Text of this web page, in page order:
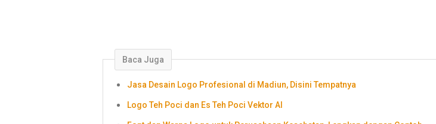
Baca Juga
Jasa Desain Logo Profesional di Madiun, Disini Tempatnya
Logo Teh Poci dan Es Teh Poci Vektor AI